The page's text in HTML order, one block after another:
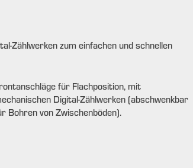
Zählwerken zum einfachen und schnellen
für Flachposition, mit
Digital-Zählwerken (abschwenkbar
Bohren von Zwischenböden).